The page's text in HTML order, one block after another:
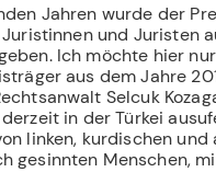
Jahren wurde der
und Juristen
Ich möchte hier
aus dem Jahre
Selcuk
in der Türkei
linken, kurdischen
gesinnten Menschen,